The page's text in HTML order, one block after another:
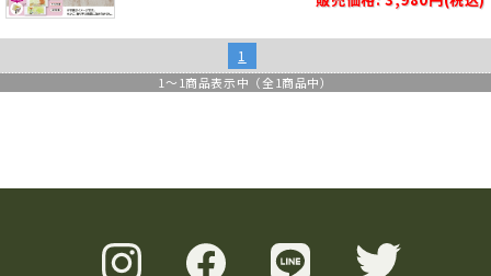
1
1～1商品表示中（全1商品中）